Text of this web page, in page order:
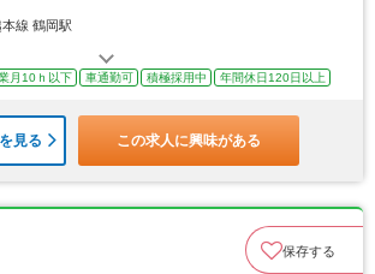
本線 鶴岡駅
月10ｈ以下 車通勤可 積極採用中 年間休日120日以上
見る この求人に興味がある
保存する